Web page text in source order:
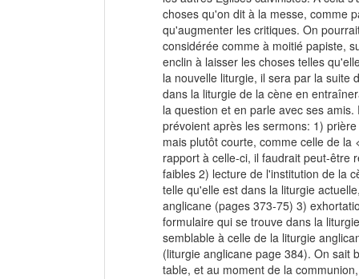
choses qu'on dit à la messe, comme
qu'augmenter les critiques. On
considérée comme à moitié papiste,
enclin à laisser les choses telles
la nouvelle liturgie, il sera par la suite
dans la liturgie de la cène en
la question et en parle avec ses
prévoient après les sermons: 1)
mais plutôt courte, comme celle de
rapport à celle-ci, il faudrait peut-être
faibles 2) lecture de l'institution de la
telle qu'elle est dans la liturgie
anglicane (pages 373-75) 3)
formulaire qui se trouve dans la
semblable à celle de la liturgie
(liturgie anglicane page 384). On sait
table, et au moment de la